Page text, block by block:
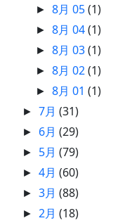
►8月 05(1)
►8月 04(1)
►8月 03(1)
►8月 02(1)
►8月 01(1)
►7月(31)
► 6月(29)
► 5月(79)
►4月(60)
►3月(88)
► 2月(18)